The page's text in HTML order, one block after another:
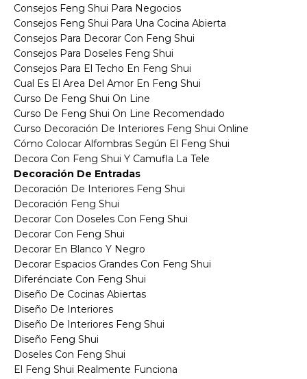
Consejos Feng Shui Para Negocios
Consejos Feng Shui Para Una Cocina Abierta
Consejos Para Decorar Con Feng Shui
Consejos Para Doseles Feng Shui
Consejos Para El Techo En Feng Shui
Cual Es El Area Del Amor En Feng Shui
Curso De Feng Shui On Line
Curso De Feng Shui On Line Recomendado
Curso Decoración De Interiores Feng Shui Online
Cómo Colocar Alfombras Según El Feng Shui
Decora Con Feng Shui Y Camufla La Tele
Decoración De Entradas
Decoración De Interiores Feng Shui
Decoración Feng Shui
Decorar Con Doseles Con Feng Shui
Decorar Con Feng Shui
Decorar En Blanco Y Negro
Decorar Espacios Grandes Con Feng Shui
Diferénciate Con Feng Shui
Diseño De Cocinas Abiertas
Diseño De Interiores
Diseño De Interiores Feng Shui
Diseño Feng Shui
Doseles Con Feng Shui
El Feng Shui Realmente Funciona